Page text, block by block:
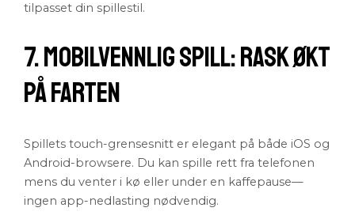
tilpasset din spillestil.
7. Mobilvennlig Spill: Rask Økt
På Farten
Spillets touch-grensesnitt er elegant på både iOS og
Android-browsere. Du kan spille rett fra telefonen
mens du venter i kø eller under en kaffepause—
ingen app-nedlasting nødvendig.